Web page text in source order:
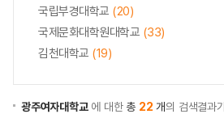
국립부경대학교 (20)
국제문화대학원대학교 (33)
김천대학교 (19)
광주여자대학교에 대한총 22 개의 검색결과